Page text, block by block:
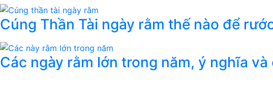
Cúng Thần Tài ngày rằm thế nào để
Các ngày rằm lớn trong năm, ý nghĩa